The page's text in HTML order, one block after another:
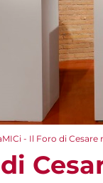
- Il Foro di